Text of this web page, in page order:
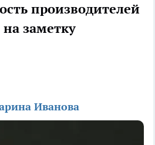
производителей
заметку
Иванова